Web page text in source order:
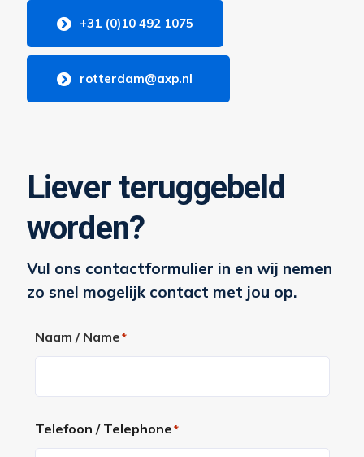
+31 (0)10 492 1075
rotterdam@axp.nl
Liever teruggebeld
worden?
Vul ons contactformulier in en wij nemen
zo snel mogelijk contact met jou op.
Naam / Name*
Telefoon / Telephone*